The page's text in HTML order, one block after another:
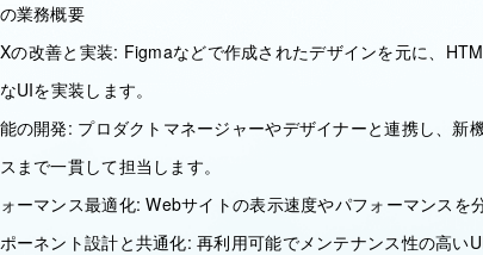
業務概要
の改善と実装: Figmaなどで作成されたデザインを元に、
UIを実装します。
の開発: プロダクトマネージャーやデザイナーと連携し、新
まで一貫して担当します。
ーマンス最適化: Webサイトの表示速度やパフォーマンスを
ーネント設計と共通化: 再利用可能でメンテナンス性の高い